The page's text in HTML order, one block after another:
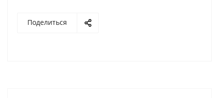
Поделиться